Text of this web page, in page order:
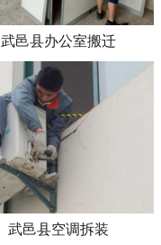
武邑县办公室搬迁
武邑县空调拆装